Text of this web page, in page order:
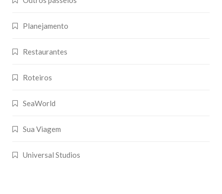
Planejamento
Restaurantes
Roteiros
SeaWorld
Sua Viagem
Universal Studios